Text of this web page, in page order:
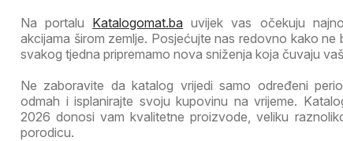
Na portalu Katalogomat.ba uvijek vas očekuju
akcijama širom zemlje. Posjećujte nas redovno kako ne
svakog tjedna pripremamo nova sniženja koja čuvaju
Ne zaboravite da katalog vrijedi samo određeni
odmah i isplanirajte svoju kupovinu na vrijeme.
2026 donosi vam kvalitetne proizvode, veliku
porodicu.